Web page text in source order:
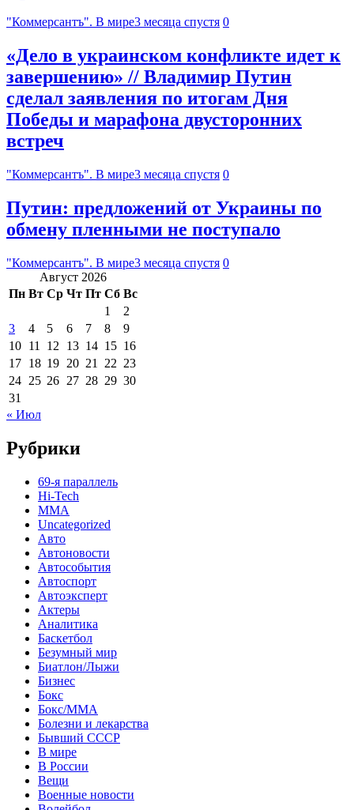
"Коммерсантъ". В мире3 месяца спустя 0
«Дело в украинском конфликте идет к
завершению» // Владимир Путин
сделал заявления по итогам Дня
Победы и марафона двусторонних
встреч
"Коммерсантъ". В мире3 месяца спустя 0
Путин: предложений от Украины по
обмену пленными не поступало
"Коммерсантъ". В мире3 месяца спустя 0
Август 2026
Пн Вт Ср Чт Пт Сб Вс
1
2
3
4 5 6 7 8
9
10 11 12 13 14 15 16
17 18 19 20 21 22 23
24 25 26 27 28 29 30
31
« Июл
Рубрики
69-я параллель
Hi-Tech
MMA
Uncategorized
Авто
Автоновости
Автособытия
Автоспорт
Автоэксперт
Актеры
Аналитика
Баскетбол
Безумный мир
Биатлон/Лыжи
Бизнес
Бокс
Бокс/MMA
Болезни и лекарства
Бывший СССР
В мире
В России
Вещи
Военные новости